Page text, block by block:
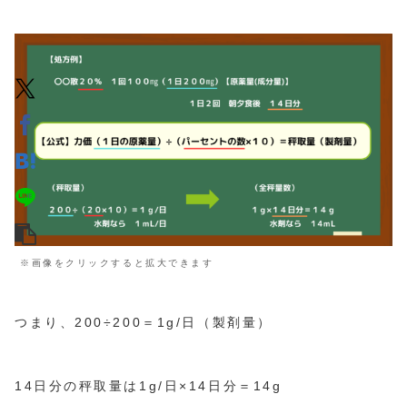
※画像をクリックすると拡大できます
つまり、200÷200＝1g/日（製剤量）
14日分の秤取量は1g/日×14日分＝14g